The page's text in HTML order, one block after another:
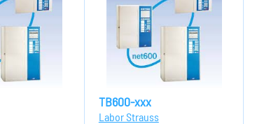
TB600-xxx
Labor Strauss